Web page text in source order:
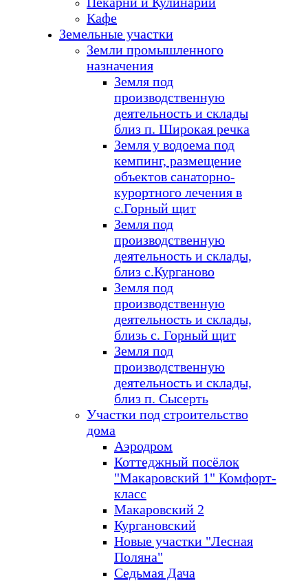
Кафе
Земельные участки
Земли промышленного
назначения
Земля под
производственную
деятельность и склады
близ п. Широкая речка
Земля у водоема под
кемпинг, размещение
объектов санаторно-
курортного лечения в
с.Горный щит
Земля под
производственную
деятельность и склады,
близ с.Курганово
Земля под
производственную
деятельность и склады,
близь с. Горный щит
Земля под
производственную
деятельность и склады,
близ п. Сысерть
Участки под строительство
дома
Аэродром
Коттеджный посёлок
"Макаровский 1" Комфорт-
класс
Макаровский 2
Кургановский
Новые участки "Лесная
Поляна"
Седьмая Дача